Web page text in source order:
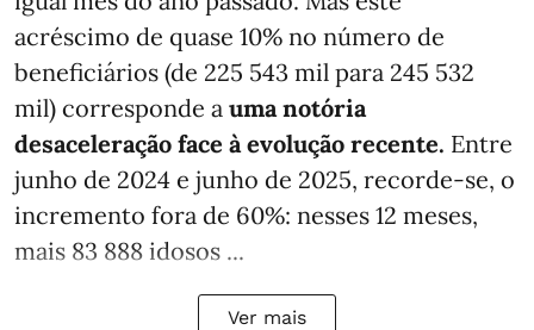
acréscimo de quase 10% no número de
beneficiários (de 225 543 mil para 245 532
mil) corresponde a uma notória
desaceleração face à evolução recente. Entre
junho de 2024 e junho de 2025, recorde-se, o
incremento fora de 60%: nesses 12 meses,
mais 83 888 idosos ...
Ver mais